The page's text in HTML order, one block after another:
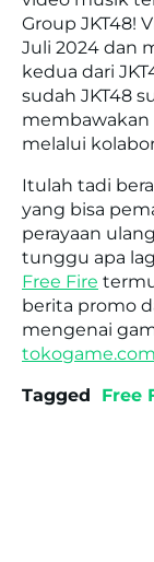
Group JKT48!
Juli 2024 dan
kedua dari
sudah JKT48
membawakan
melalui
Itulah tadi
yang bisa
perayaan
tunggu apa
Free Fire
berita promo
mengenai
tokogame.com
Tagged
Free